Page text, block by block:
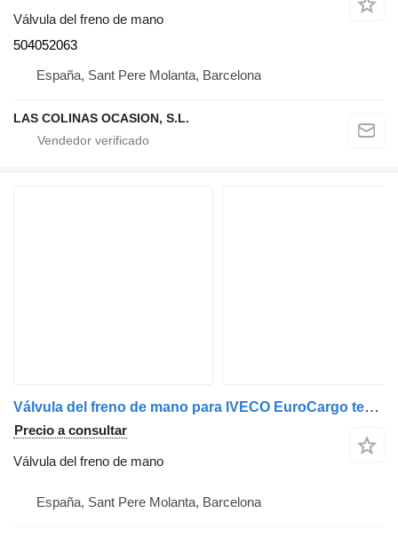
Válvula del freno de mano
504052063
España, Sant Pere Molanta, Barcelona
LAS COLINAS OCASION, S.L.
Válvula del freno de mano para IVECO EuroCargo tector camión
Precio a consultar
Válvula del freno de mano
España, Sant Pere Molanta, Barcelona